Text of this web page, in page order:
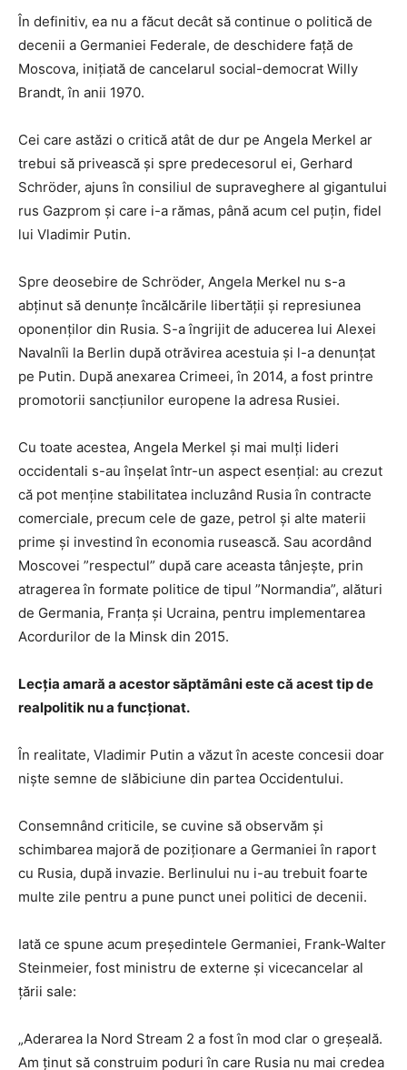
În definitiv, ea nu a făcut decât să continue o politică de
decenii a Germaniei Federale, de deschidere față de
Moscova, inițiată de cancelarul social-democrat Willy
Brandt, în anii 1970.
Cei care astăzi o critică atât de dur pe Angela Merkel ar
trebui să privească și spre predecesorul ei, Gerhard
Schröder, ajuns în consiliul de supraveghere al gigantului
rus Gazprom și care i-a rămas, până acum cel puțin, fidel
lui Vladimir Putin.
Spre deosebire de Schröder, Angela Merkel nu s-a
abținut să denunțe încălcările libertății și represiunea
oponenților din Rusia. S-a îngrijit de aducerea lui Alexei
Navalnîi la Berlin după otrăvirea acestuia și l-a denunțat
pe Putin. După anexarea Crimeei, în 2014, a fost printre
promotorii sancțiunilor europene la adresa Rusiei.
Cu toate acestea, Angela Merkel și mai mulți lideri
occidentali s-au înșelat într-un aspect esențial: au crezut
că pot menține stabilitatea incluzând Rusia în contracte
comerciale, precum cele de gaze, petrol și alte materii
prime și investind în economia rusească. Sau acordând
Moscovei ”respectul” după care aceasta tânjește, prin
atragerea în formate politice de tipul ”Normandia”, alături
de Germania, Franța și Ucraina, pentru implementarea
Acordurilor de la Minsk din 2015.
Lecția amară a acestor săptămâni este că acest tip de
realpolitik nu a funcționat.
În realitate, Vladimir Putin a văzut în aceste concesii doar
niște semne de slăbiciune din partea Occidentului.
Consemnând criticile, se cuvine să observăm și
schimbarea majoră de poziționare a Germaniei în raport
cu Rusia, după invazie. Berlinului nu i-au trebuit foarte
multe zile pentru a pune punct unei politici de decenii.
Iată ce spune acum președintele Germaniei, Frank-Walter
Steinmeier, fost ministru de externe și vicecancelar al
țării sale:
„Aderarea la Nord Stream 2 a fost în mod clar o greșeală.
Am ținut să construim poduri în care Rusia nu mai credea